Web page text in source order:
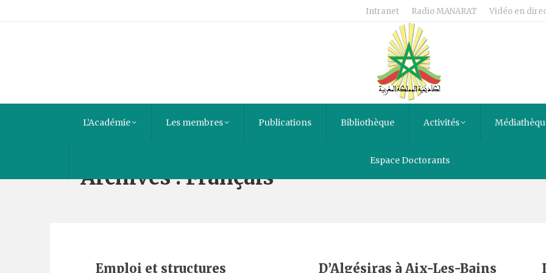
Intranet Radio MANARAT Vidéo en
L’Académie Les membres Publications Bibliothèque Activités
Espace Doctorants
Archives :Français
Emploi et structures
D’Algésiras à Aix-Les-Bains